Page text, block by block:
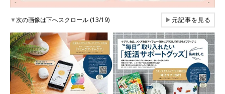
▼次の画像は下へスクロール (13/19) ▶元記事を見る